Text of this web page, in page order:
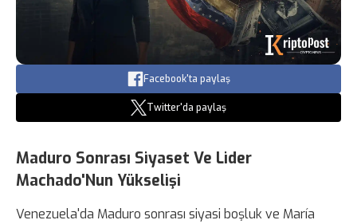
Facebook'ta paylaş
Twitter'da paylaş
Maduro Sonrası Siyaset Ve Lider
Machado'Nun Yükselişi
Venezuela'da Maduro sonrası siyasi boşluk ve María